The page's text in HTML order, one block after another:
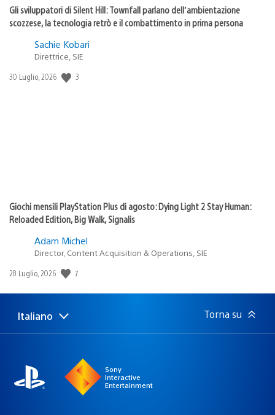
Gli sviluppatori di Silent Hill: Townfall parlano dell’ambientazione
scozzese, la tecnologia retrò e il combattimento in prima persona
Sachie Kobari
Direttrice, SIE
Data
30 Luglio, 2026 3
Giochi mensili PlayStation Plus di agosto: Dying Light 2 Stay Human:
Reloaded Edition, Big Walk, Signalis
Adam Michel
Director, Content Acquisition & Operations, SIE
Data
pubblicazione:
28 Luglio, 2026 7
Seleziona
una
Regione
attuale:
Italiano Torna su
Sony
Interactive
Entertainment